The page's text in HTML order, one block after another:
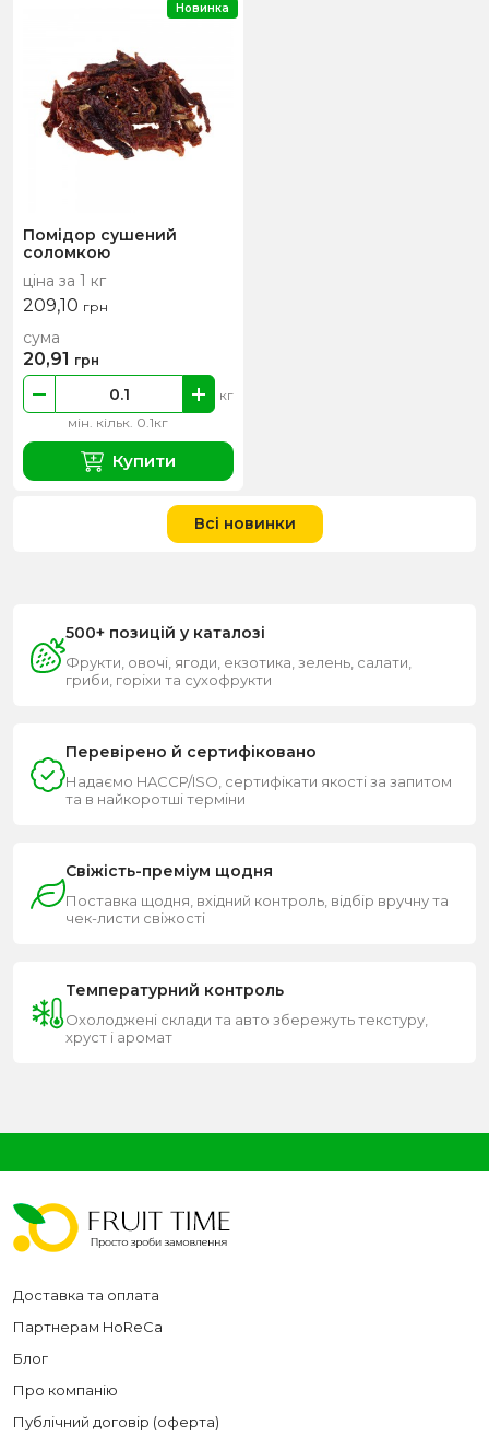
Помідор сушений
соломкою
ціна за 1 кг
209,10 грн
мін. кільк. 0.1кг
кг
сума
20,91 грн
Купити
Новинка
Всі новинки
500+ позицій у каталозі
Фрукти, овочі, ягоди, екзотика, зелень, салати,
гриби, горіхи та сухофрукти
Перевірено й сертифіковано
Надаємо HACCP/ISO, сертифікати якості за запитом
та в найкоротші терміни
Свіжість-преміум щодня
Поставка щодня, вхідний контроль, відбір вручну та
чек-листи свіжості
Температурний контроль
Охолоджені склади та авто збережуть текстуру,
хруст і аромат
Доставка та оплата
Партнерам HoReCa
Блог
Про компанію
Публічний договір (оферта)